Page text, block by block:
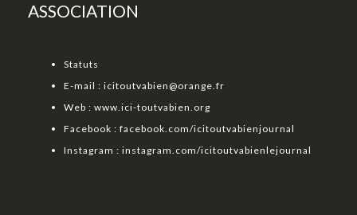
ASSOCIATION
Statuts
E-mail : icitoutvabien@orange.fr
Web : www.ici-toutvabien.org
Facebook : facebook.com/icitoutvabienjournal
Instagram : instagram.com/icitoutvabienlejournal